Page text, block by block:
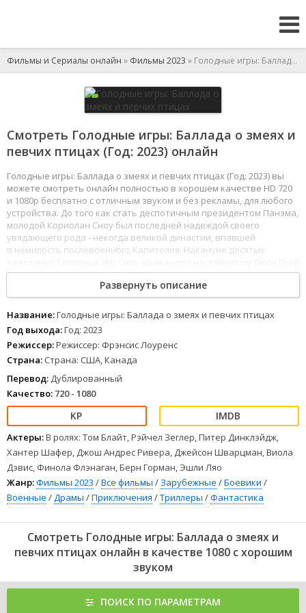
Фильмы и Сериалы онлайн » Фильмы 2023 » Голодные игры: Баллада о змеях и певчих птицах
Смотреть Голодные игры: Баллада о змеях и
певчих птицах (Год: 2023) онлайн
Голодные игры: Баллада о змеях и певчих птицах (Год: 2023) вы
можете смотреть онлайн полностью в хорошем качестве HD 720
и 1080p бесплатно с отличным звуком и без рекламы, для любого
устройства. До того как стать деспотичным президентом Панэма,
молодой Кориолан Сноу был последней надеждой своего
увядающего рода - некогда великой династии, впавшей
в немилость послевоенного Капитолия. Накануне десятых
Бэйрд - трибута дистрикта 12. Постепенно девушка привлекает
все больше внимание Панэма, становясь фавориткой грядущего
соревнования. Готовый на всё, чтобы вернуть своей семье
былое величие, Сноу решает обратить ситуацию с Люси в свою
пользу. Начинается гонка со временем, которая покажет,
кто певчая птица, а кто - змея.
1234 5 67 8
Развернуть описание
Название:Голодные игры: Баллада о змеях и певчих птицах
Год выхода:Год: 2023
Режиссер:Режиссер: Фрэнсис Лоуренс
Страна: Страна: США, Канада
Перевод: Дублированный
Качество: 720 - 1080
Актеры:В ролях: Том Блайт, Рэйчел Зеглер, Питер Динклэйдж,
Хантер Шафер, Джош Андрес Ривера, Джейсон Шварцман, Виола
Дэвис, Финола Флэнаган, Берн Горман, Эшли Ляо
Жанр:Фильмы 2023 /Все фильмы / Зарубежные /Боевики /
Военные /Драмы /Приключения /Триллеры /Фантастика
Смотреть Голодные игры: Баллада о змеях и
певчих птицах онлайн в качестве 1080 с хорошим
звуком
ПОИСК ПО ПАРАМЕТРАМ